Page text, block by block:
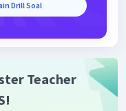
Drill Soal
Teacher